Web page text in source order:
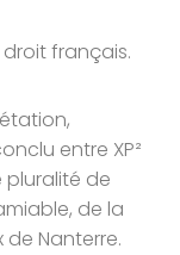
droit français.
entre XP²
pluralité de
de la
Nanterre.